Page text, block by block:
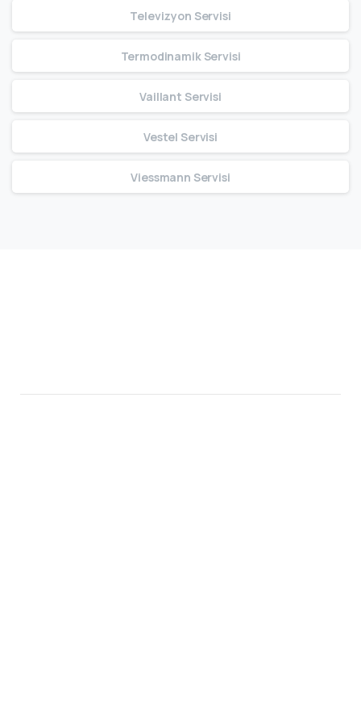
Televizyon Servisi
Termodinamik Servisi
Vaillant Servisi
Vestel Servisi
Viessmann Servisi